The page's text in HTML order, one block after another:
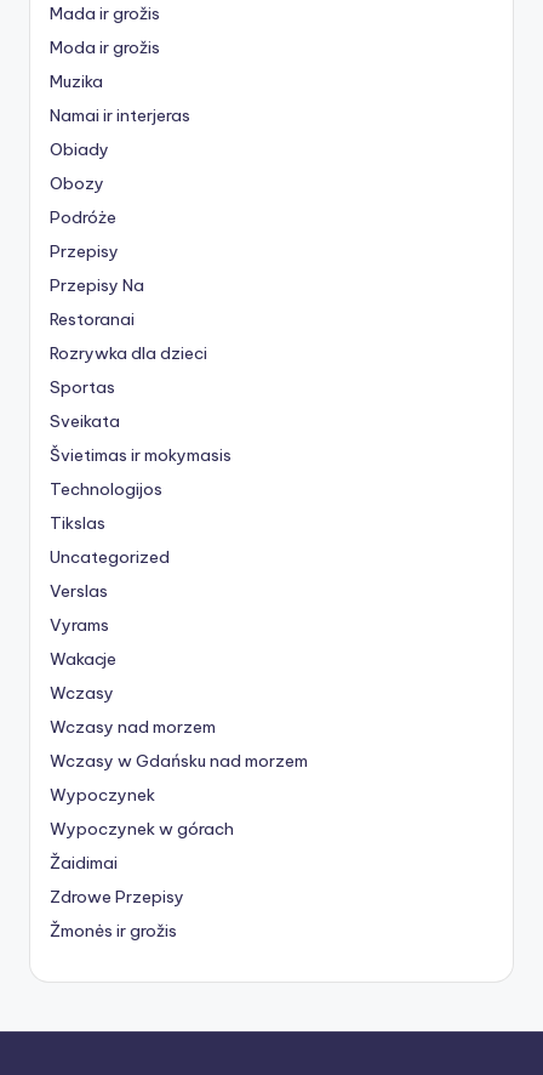
Mada ir grožis
Moda ir grožis
Muzika
Namai ir interjeras
Obiady
Obozy
Podróże
Przepisy
Przepisy Na
Restoranai
Rozrywka dla dzieci
Sportas
Sveikata
Švietimas ir mokymasis
Technologijos
Tikslas
Uncategorized
Verslas
Vyrams
Wakacje
Wczasy
Wczasy nad morzem
Wczasy w Gdańsku nad morzem
Wypoczynek
Wypoczynek w górach
Žaidimai
Zdrowe Przepisy
Žmonės ir grožis